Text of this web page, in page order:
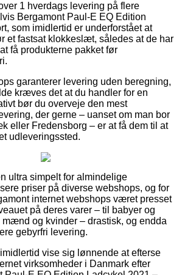
1 hverdags levering på flere
Bergamont Paul-E EQ Edition
som imidlertid er underforstået at
et fastsat klokkeslæt, således at de har
få produkterne pakket før
garanterer levering uden beregning,
kræves det at du handler for en
bør du overveje den mest
der gerne – uanset om man bor
eller Fredensborg – er at få dem til at
udleveringssted.
ultra simpelt for almindelige
priser på diverse webshops, og for
internet webshops været presset
på deres varer – til babyer og
mænd og kvinder – drastisk, og endda
gebyrfri levering.
vise sig lønnende at efterse
virksomheder i Danmark efter